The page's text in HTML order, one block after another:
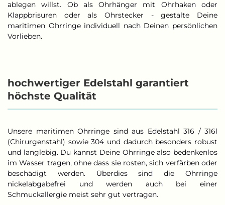
ablegen willst. Ob als Ohrhänger mit Ohrhaken oder
Klappbrisuren oder als Ohrstecker - gestalte Deine
maritimen Ohrringe individuell nach Deinen persönlichen
Vorlieben.
hochwertiger Edelstahl garantiert
höchste Qualität
Unsere maritimen Ohrringe sind aus Edelstahl 316 / 316l
(Chirurgenstahl) sowie 304 und dadurch besonders robust
und langlebig. Du kannst Deine Ohrringe also bedenkenlos
im Wasser tragen, ohne dass sie rosten, sich verfärben oder
beschädigt werden. Überdies sind die Ohrringe
nickelabgabefrei und werden auch bei einer
Schmuckallergie meist sehr gut vertragen.